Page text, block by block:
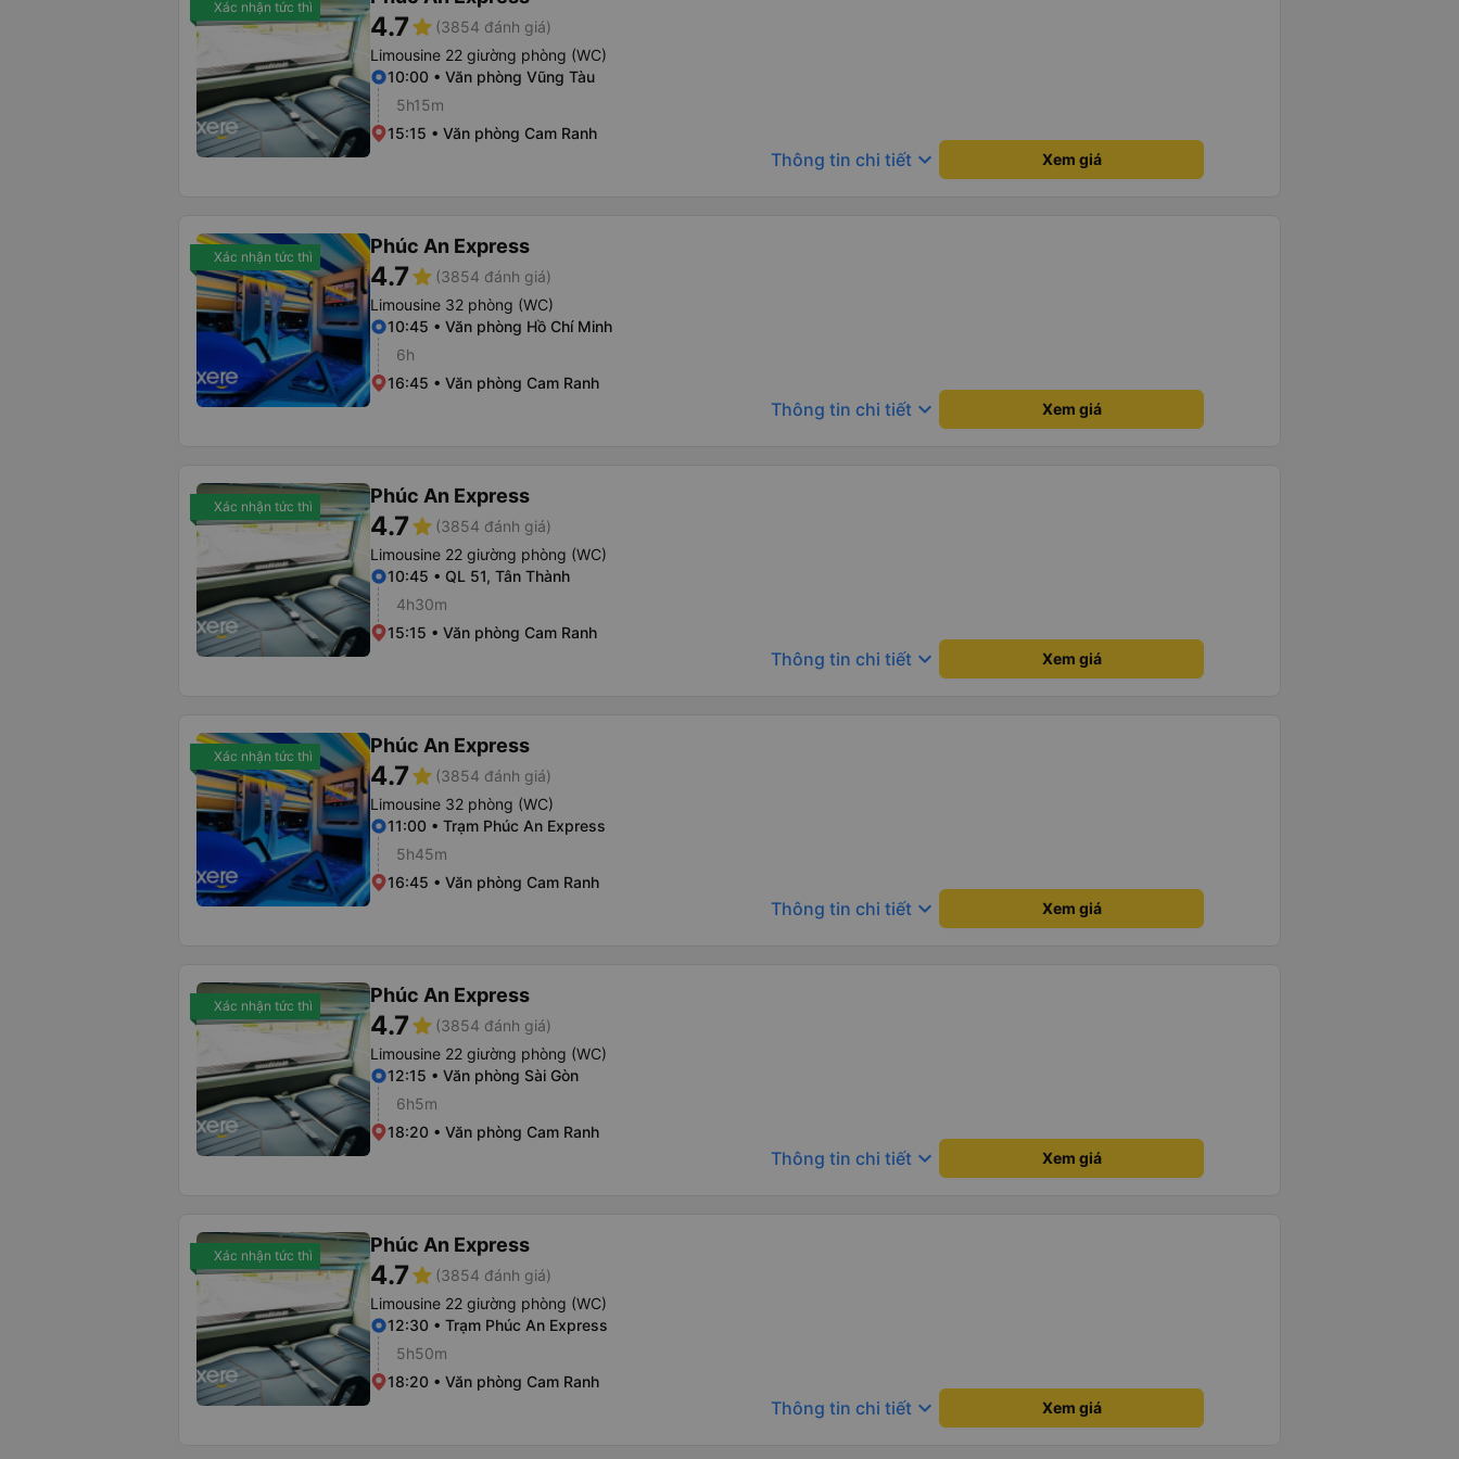
Xác nhận tức thì
4.7star (3854 đánh giá)
Limousine 22 giường phòng (WC)
10:00 • Văn phòng Vũng Tàu
5h15m
15:15 • Văn phòng Cam Ranh
Thông tin chi tiết keyboard_arrow_down Xem giá
Xác nhận tức thì Phúc An Express
4.7star (3854 đánh giá)
Limousine 32 phòng (WC)
10:45 • Văn phòng Hồ Chí Minh
6h
16:45 • Văn phòng Cam Ranh
Thông tin chi tiết keyboard_arrow_down Xem giá
Xác nhận tức thì Phúc An Express
4.7star (3854 đánh giá)
Limousine 22 giường phòng (WC)
10:45 • QL 51, Tân Thành
4h30m
15:15 • Văn phòng Cam Ranh
Thông tin chi tiết keyboard_arrow_down Xem giá
Xác nhận tức thì Phúc An Express
4.7star (3854 đánh giá)
Limousine 32 phòng (WC)
11:00 • Trạm Phúc An Express
5h45m
16:45 • Văn phòng Cam Ranh
Thông tin chi tiết keyboard_arrow_down Xem giá
Xác nhận tức thì Phúc An Express
4.7star (3854 đánh giá)
Limousine 22 giường phòng (WC)
12:15 • Văn phòng Sài Gòn
6h5m
18:20 • Văn phòng Cam Ranh
Thông tin chi tiết keyboard_arrow_down Xem giá
Xác nhận tức thì Phúc An Express
4.7star (3854 đánh giá)
Limousine 22 giường phòng (WC)
12:30 • Trạm Phúc An Express
5h50m
18:20 • Văn phòng Cam Ranh
Thông tin chi tiết keyboard_arrow_down Xem giá